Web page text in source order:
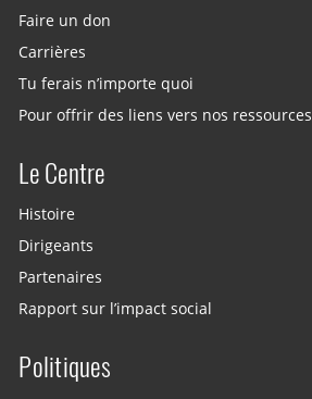
Faire un don
Carrières
Tu ferais n’importe quoi
Pour offrir des liens vers nos ressources
Le Centre
Histoire
Dirigeants
Partenaires
Rapport sur l’impact social
Politiques